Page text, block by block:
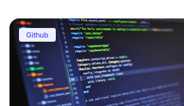
Github